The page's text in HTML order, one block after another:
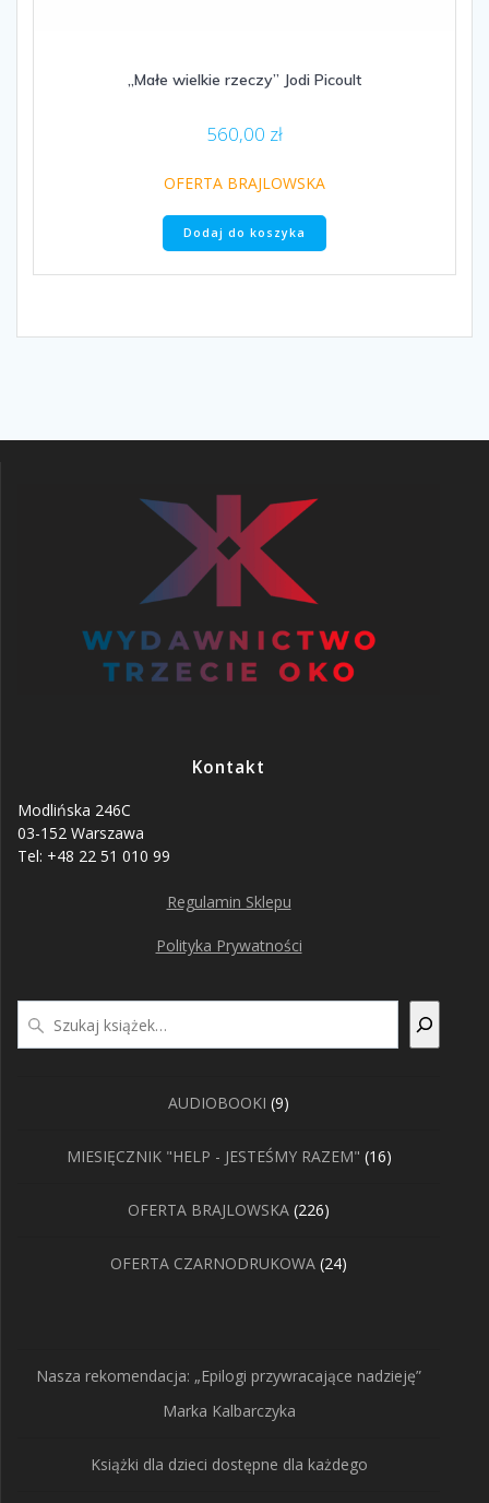
„Małe wielkie rzeczy” Jodi Picoult
560,00 zł
OFERTA BRAJLOWSKA
Dodaj do koszyka
Kontakt
Modlińska 246C
03-152 Warszawa
Tel: +48 22 51 010 99
Regulamin Sklepu
Polityka Prywatności
AUDIOBOOKI 99
MIESIĘCZNIK "HELP - JESTEŚMY RAZEM" 1616
OFERTA BRAJLOWSKA 226226
OFERTA CZARNODRUKOWA 2424
Nasza rekomendacja: „Epilogi przywracające nadzieję”
Marka Kalbarczyka
Książki dla dzieci dostępne dla każdego